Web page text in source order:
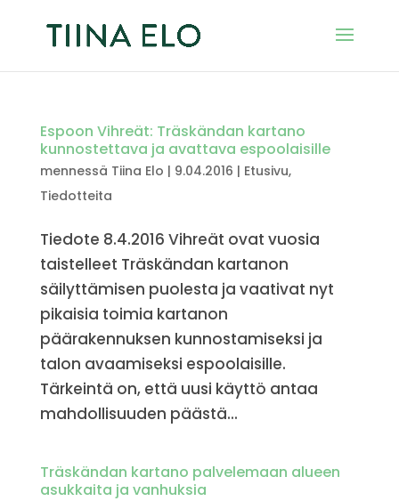
Espoon Vihreät: Träskändan kartano
kunnostettava ja avattava espoolaisille
mennessä Tiina Elo | 9.04.2016 | Etusivu,
Tiedotteita
Tiedote 8.4.2016 Vihreät ovat vuosia
taistelleet Träskändan kartanon
säilyttämisen puolesta ja vaativat nyt
pikaisia toimia kartanon
päärakennuksen kunnostamiseksi ja
talon avaamiseksi espoolaisille.
Tärkeintä on, että uusi käyttö antaa
mahdollisuuden päästä...
Träskändan kartano palvelemaan alueen
asukkaita ja vanhuksia